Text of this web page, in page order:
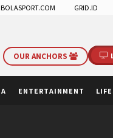
BOLASPORT.COM GRID.ID
OUR ANCHORS
ENTERTAINMENT